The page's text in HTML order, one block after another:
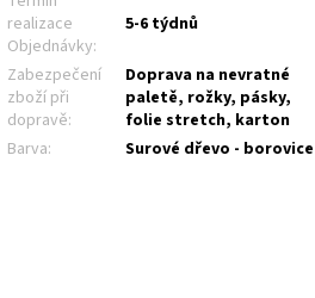
realizace
Objednávky:
5-6 týdnů
Zabezpečení
zboží při
dopravě:
Doprava na nevratné
paletě, rožky, pásky,
folie stretch, karton
Barva: Surové dřevo - borovice